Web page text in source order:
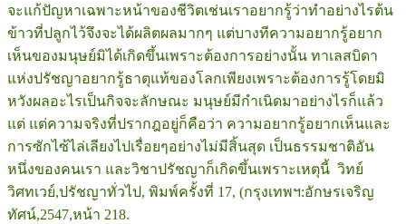
จะแก้ปัญหาเฉพาะหน้าของชีวิตเช่นเราอยากรู้ว่าทำอย่างไรต้น
ข้าวที่ปลูกไว้จึงจะได้ผลิตผลมากๆ แต่บางทีความอยากรู้อยาก
เห็นของมนุษย์มิได้เกิดขึ้นเพราะต้องการอย่างนั้น ทาเลสบิดา
แห่งปรัชญาอยากรู้ธาตุแท้ของโลกเพียงเพราะต้องการรู้โดยมิ
หวังผลอะไรเป็นกิจจะลักษณะ มนุษย์มีกำเนิดมาอย่างไรก็แล้ว
แต่ แต่ความจริงที่ปรากฎอยู่ก็คือว่า ความอยากรู้อยากเห็นและ
การซักไซ้ไล่เลียงไปเรื่อยๆอย่างไม่มีสิ้นสุด เป็นธรรมชาติอัน
หนึ่งของคนเรา และวิชาปรัชญาก็เกิดขึ้นเพราะเหตุนี้ วิทย์
วิศทเวย์,ปรัชญาทั่วไป, พิมพ์ครั้งที่ 17, (กรุงเทพฯ:อักษรเจริญ
ทัศน์,2547,หน้า 218.